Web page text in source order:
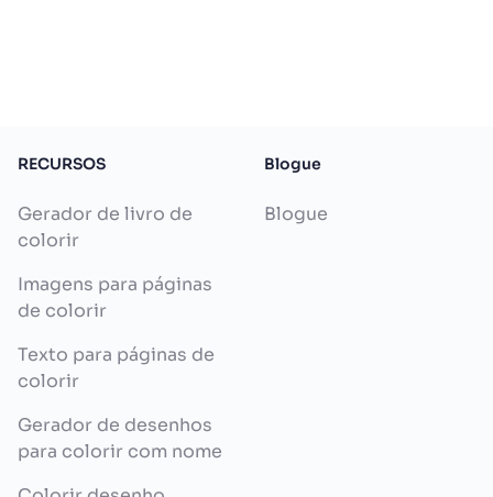
RECURSOS
Gerador de livro de
colorir
Imagens para páginas
de colorir
Texto para páginas de
colorir
Gerador de desenhos
para colorir com nome
Blogue
Blogue